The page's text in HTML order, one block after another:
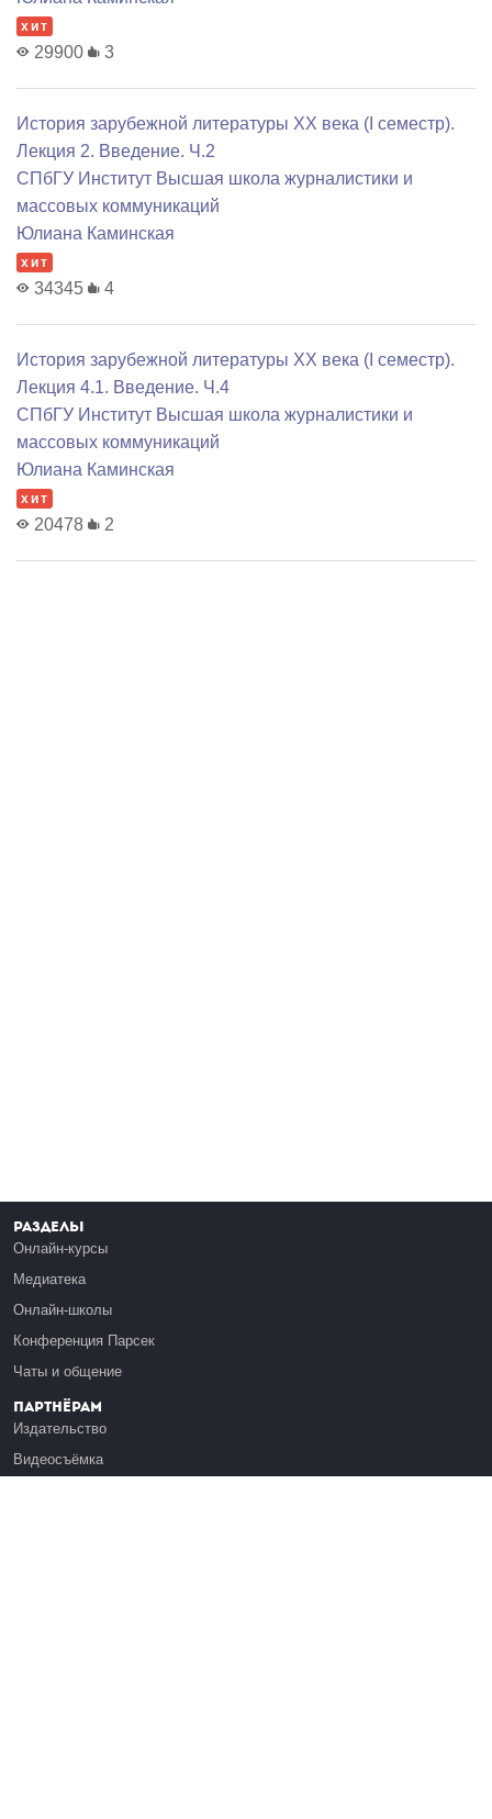
хит
29900 3
История зарубежной литературы XX века (I семестр).
Лекция 2. Введение. Ч.2
СПбГУ Институт Высшая школа журналистики и
массовых коммуникаций
Юлиана Каминская
хит
34345 4
История зарубежной литературы XX века (I семестр).
Лекция 4.1. Введение. Ч.4
СПбГУ Институт Высшая школа журналистики и
массовых коммуникаций
Юлиана Каминская
хит
20478 2
Разделы
Онлайн-курсы
Медиатека
Онлайн-школы
Конференция Парсек
Чаты и общение
Партнёрам
Издательство
Видеосъёмка